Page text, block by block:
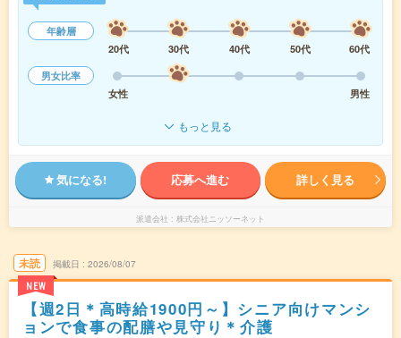
年齢層
20代
30代 40代 50代
60代
男女比率
女性
男性
もっと見る
気になる! 応募へ進む 詳しく見る
派遣会社 株式会社ニッソーネット
未読
NEW
掲載日 2026/08/07
【週2日＊高時給1900円～】シニア向けマンシ
ョンで食事の配膳や見守り＊介護